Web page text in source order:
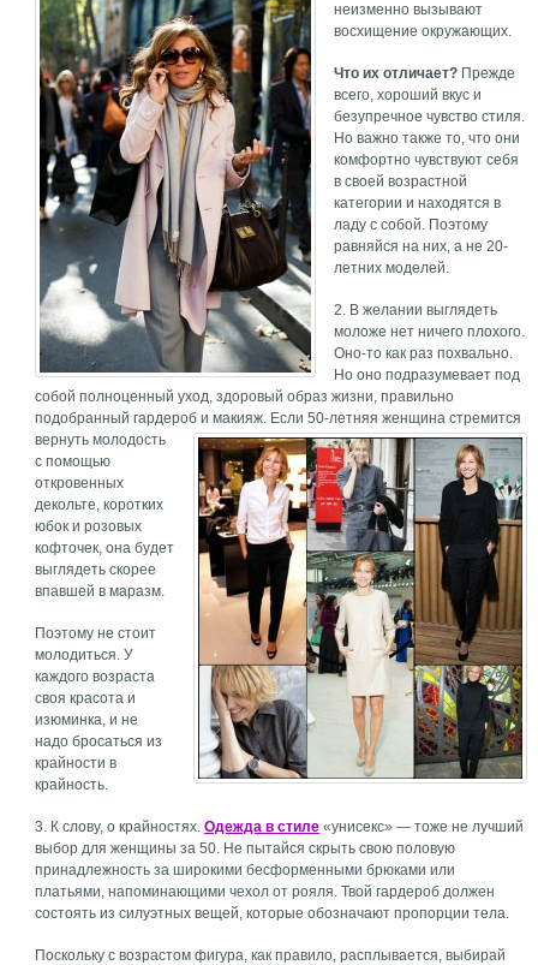
неизменно вызывают
восхищение окружающих.
Что их отличает? Прежде
всего, хороший вкус и
безупречное чувство стиля.
Но важно также то, что они
комфортно чувствуют себя
в своей возрастной
категории и находятся в
ладу с собой. Поэтому
равняйся на них, а не 20-
летних моделей.
2. В желании выглядеть
моложе нет ничего плохого.
Оно-то как раз похвально.
Но оно подразумевает под
собой полноценный уход, здоровый образ жизни, правильно
подобранный гардероб и макияж. Если 50-летняя женщина стремится
вернуть молодость
с помощью
откровенных
декольте, коротких
юбок и розовых
кофточек, она будет
выглядеть скорее
впавшей в маразм.
Поэтому не стоит
молодиться. У
каждого возраста
своя красота и
изюминка, и не
надо бросаться из
крайности в
крайность.
3. К слову, о крайностях.Одежда в стиле «унисекс» — тоже не лучший
выбор для женщины за 50. Не пытайся скрыть свою половую
принадлежность за широкими бесформенными брюками или
платьями, напоминающими чехол от рояля. Твой гардероб должен
состоять из силуэтных вещей, которые обозначают пропорции тела.
Поскольку с возрастом фигура, как правило, расплывается, выбирай